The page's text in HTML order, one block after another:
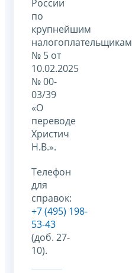
России
по
крупнейшим
налогоплательщикам
№ 5 от
10.02.2025
№ 00-
03/39
«О
переводе
Христич
Н.В.».
Телефон
для
справок:
+7 (495) 198-
53-43
(доб. 27-
10).